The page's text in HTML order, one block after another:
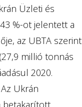
Üzleti és
%-ot jelentett a
az UBTA szerint
millió tonnás
2020.
Ukrán
betakarított